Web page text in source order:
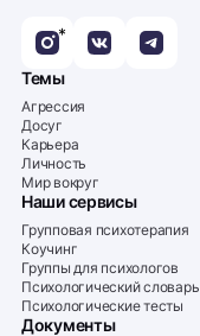
*
Темы
Агрессия
Досуг
Карьера
Личность
Мир вокруг
Наши сервисы
Групповая психотерапия
Коучинг
Группы для психологов
Психологический словарь
Психологические тесты
Документы